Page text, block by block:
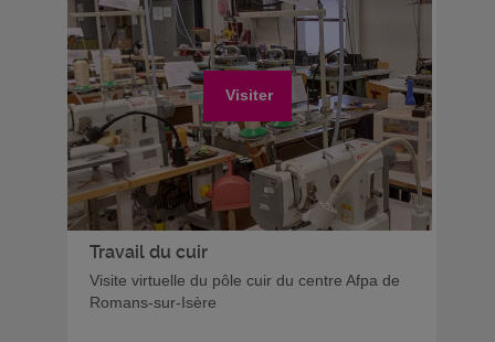
Visiter
Travail du cuir
Visite virtuelle du pôle cuir du centre Afpa de
Romans-sur-Isère